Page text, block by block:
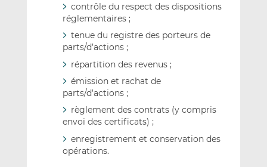
contrôle du respect des dispositions
réglementaires ;
tenue du registre des porteurs de
parts/d’actions ;
répartition des revenus ;
émission et rachat de
parts/d’actions ;
règlement des contrats (y compris
envoi des certificats) ;
enregistrement et conservation des
opérations.